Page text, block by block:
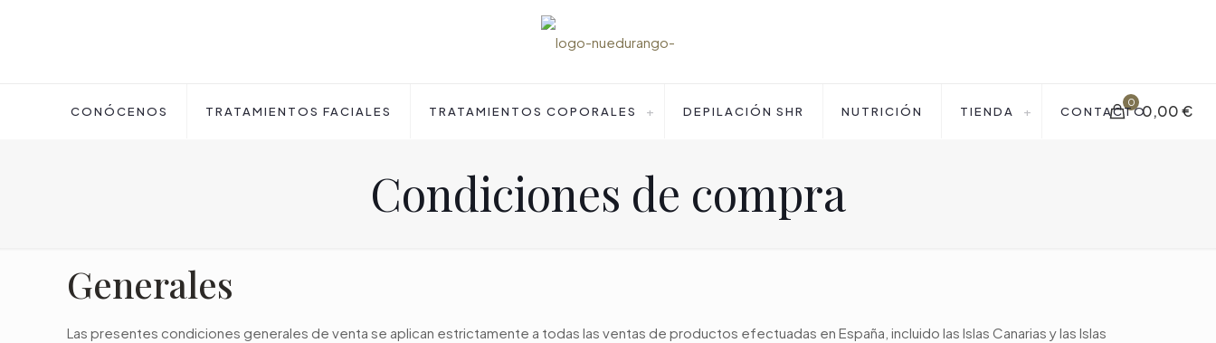
CONÓCENOS TRATAMIENTOS FACIALES TRATAMIENTOS COPORALES DEPILACIÓN SHR NUTRICIÓN TIENDA CONTACTO
0 0,00 €
Condiciones de compra
Generales
Las presentes condiciones generales de venta se aplican estrictamente a todas las ventas de productos efectuadas en España, incluido las Islas Canarias y las Islas